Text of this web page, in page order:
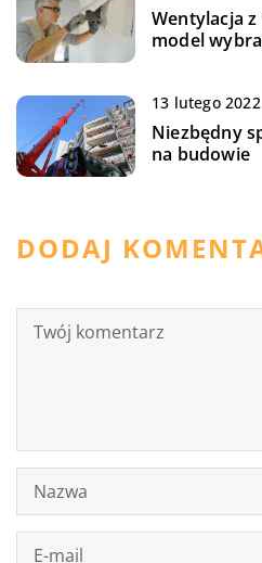
Wentylacja
model
13 lutego 2022
Niezbędny
na budowie
DODAJ